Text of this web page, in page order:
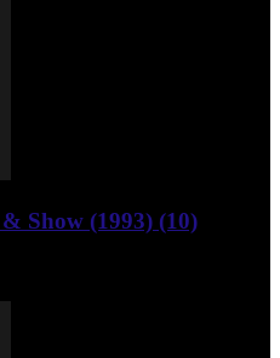
Show (1993) (10)